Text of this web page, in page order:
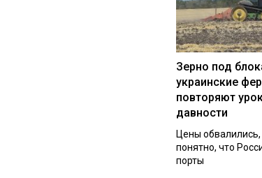
Зерно под
украинские
повторяют
давности
Цены обвалились,
понятно, что
порты